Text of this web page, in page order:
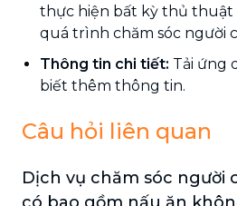
thực hiện bất kỳ thủ thuật
quá trình chăm sóc người
Thông tin chi tiết: Tải ứng
biết thêm thông tin.
Câu hỏi liên quan
Dịch vụ chăm sóc người